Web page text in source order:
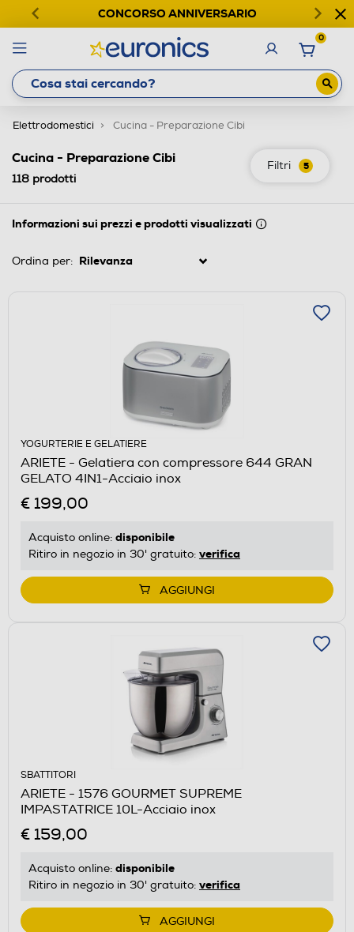
CONCORSO ANNIVERSARIO
0
Elettrodomestici Cucina - Preparazione Cibi
Filtri 5
Cucina - Preparazione Cibi
118 prodotti
Informazioni sui prezzi e prodotti visualizzati
Ordina per:
YOGURTERIE E GELATIERE
ARIETE - Gelatiera con compressore 644 GRAN
GELATO 4IN1-Acciaio inox
€ 199,00
Acquisto online: disponibile
Ritiro in negozio in 30' gratuito: verifica
AGGIUNGI
SBATTITORI
ARIETE - 1576 GOURMET SUPREME
IMPASTATRICE 10L-Acciaio inox
€ 159,00
Acquisto online: disponibile
Ritiro in negozio in 30' gratuito: verifica
AGGIUNGI